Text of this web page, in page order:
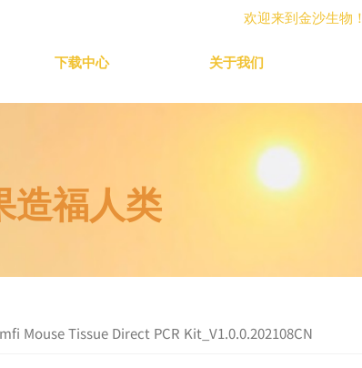
欢迎来到金沙生物！
下载中心 关于我们
造福人类
Mouse Tissue Direct PCR Kit_V1.0.0.202108CN